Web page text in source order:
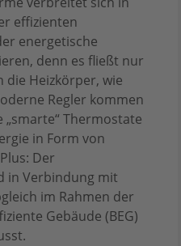
effizienten
energetische
denn es fließt nur
die Heizkörper, wie
Regler kommen
Thermostate
in Form von
Der
in Verbindung mit
im Rahmen der
Gebäude (BEG)